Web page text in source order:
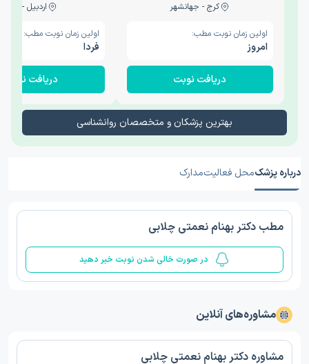
کرج - جهانشهر
اولین زمان نوبت مطب:
امروز
دریافت نوبت
اردبیل - والی
اولین زمان نوبت مطب:
فردا
دریافت نوبت
بهترین پزشکان و متخصصان روانشناسی
درباره پزشکمحل فعالیتمدارک
مطب دکتر بهنام نعمتی چلابی
در صورت خالی شدن نوبت خبر دهید
مشاوره‌های آنلاین
مشاوره دکتر بهنام نعمتی چلابی